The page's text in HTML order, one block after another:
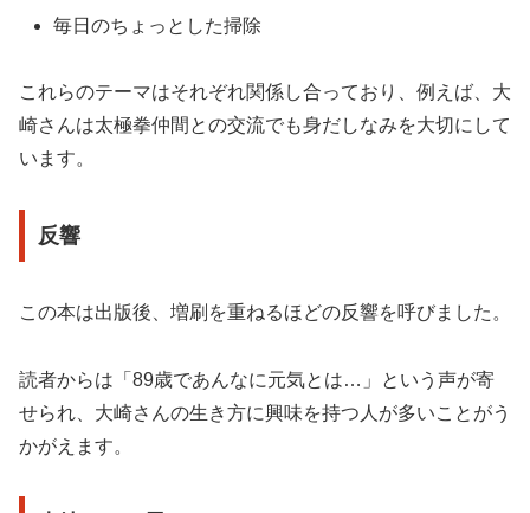
毎日のちょっとした掃除
これらのテーマはそれぞれ関係し合っており、例えば、大
崎さんは太極拳仲間との交流でも身だしなみを大切にして
います。
反響
この本は出版後、増刷を重ねるほどの反響を呼びました。
読者からは「89歳であんなに元気とは…」という声が寄
せられ、大崎さんの生き方に興味を持つ人が多いことがう
かがえます。